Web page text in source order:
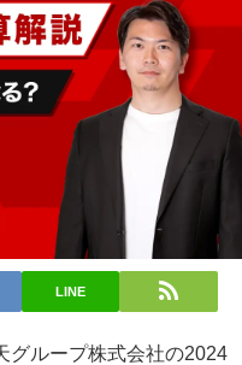
LINE
グループ株式会社の2024